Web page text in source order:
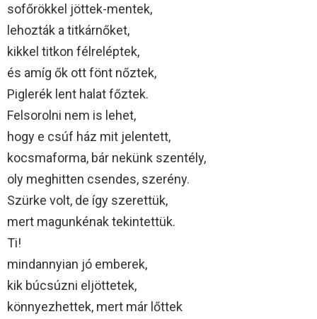
sofőrökkel jöttek-mentek,
lehozták a titkárnőket,
kikkel titkon félreléptek,
és amíg ők ott fönt nőztek,
Piglerék lent halat főztek.
Felsorolni nem is lehet,
hogy e csúf ház mit jelentett,
kocsmaforma, bár nekünk szentély,
oly meghitten csendes, szerény.
Szürke volt, de így szerettük,
mert magunkénak tekintettük.
Ti!
mindannyian jó emberek,
kik búcsúzni eljöttetek,
könnyezhettek, mert már lőttek